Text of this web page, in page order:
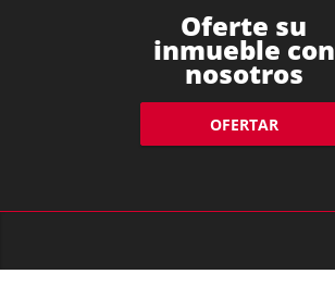
Oferte su
inmueble con
nosotros
OFERTAR